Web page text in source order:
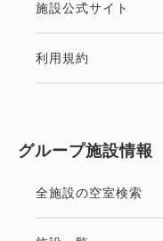
施設公式サイト
利用規約
グループ施設情報
全施設の空室検索